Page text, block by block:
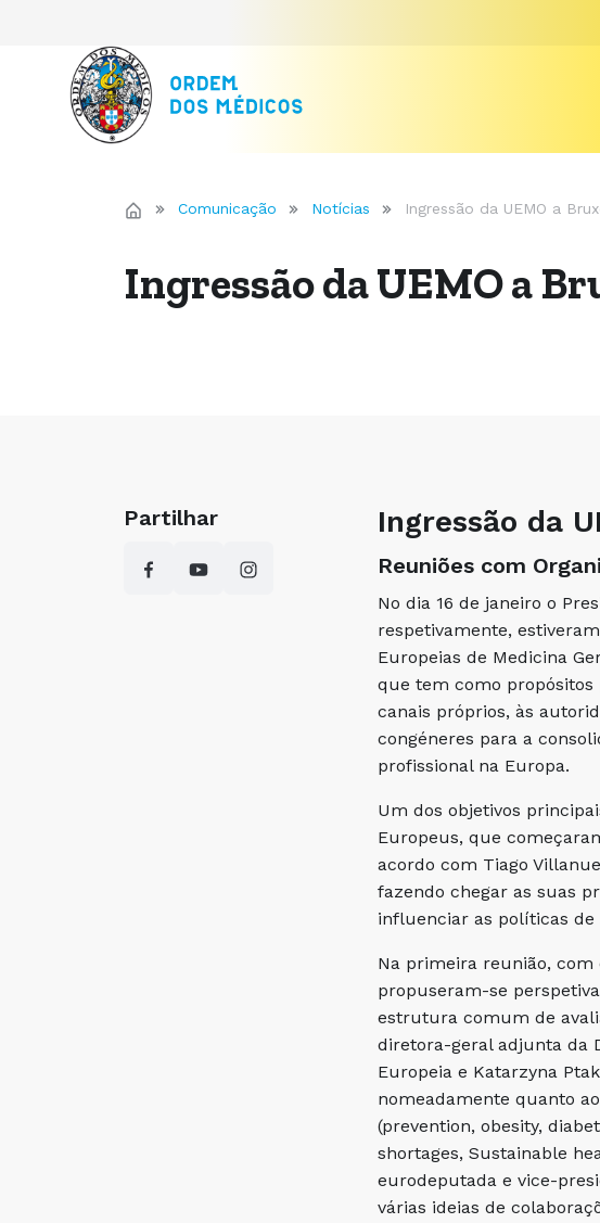
Comunicação Notícias Ingressão da UEMO a
Ingressão da UEMO a
Partilhar Ingressão da
Reuniões com
No dia 16 de janeiro o
respetivamente,
Europeias de Medicina
que tem como propósitos
canais próprios, às
congéneres para a
profissional na Europa.
Um dos objetivos
Europeus, que
acordo com Tiago
fazendo chegar as suas
influenciar as políticas
Na primeira reunião, com
propuseram-se
estrutura comum de
diretora-geral adjunta da
Europeia e Katarzyna
nomeadamente quanto
(prevention, obesity,
shortages, Sustainable
eurodeputada e vice-
várias ideias de